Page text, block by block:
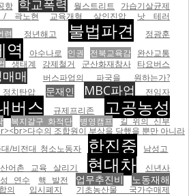
항 학교폭력 월스트리트
가습기살균제
/ 곽노현 교육개혁 살인진압
낫 테러
련 정년해고 불법파견 정광훈
역 아수나로 인권 전북교육감 완산교통
생태계 강제철거 군산화재참사
타요버스
매
버스파업의 파국을 원하는가?
정치탄압 문재인 MBC파업
전임자
버스 규제프리존 고공농성
복지갈구 화적단 병영캠프
길 위의 신부
다수의 조합원이 부상을 당했을 뿐만 아니라
대/비전대 청소노동자 한진중
남성고
어촌 교육 살리기 현대차
신년사
연수 핵 발전 업무추진비 노동재해
의 입시폐지 기초농산물 국가수매제